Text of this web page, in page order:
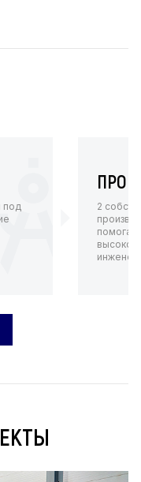
под
2